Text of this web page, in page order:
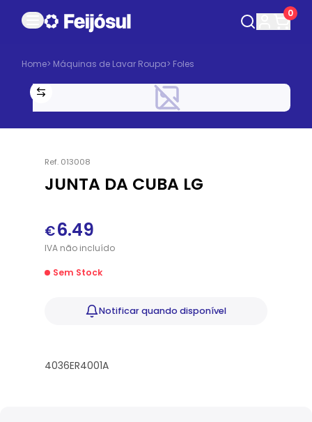
0
Home> Máquinas de Lavar Roupa> Foles
Ref. 013008
JUNTA DA CUBA LG
€6.49
IVAnãoincluído
Sem Stock
Notificarquando disponível
4036ER4001A